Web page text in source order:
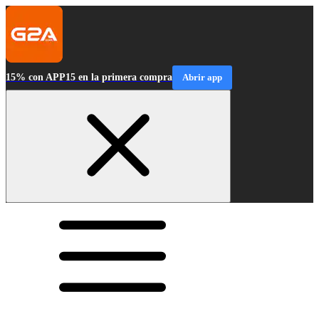
15% con APP15 en la primera compra Abrir app